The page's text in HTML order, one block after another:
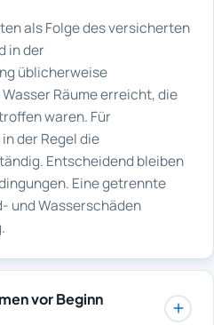
als Folge des versicherten
in der
üblicherweise
Räume erreicht, die
waren. Für
der Regel die
Entscheidend bleiben
Eine getrennte
und Wasserschäden
vor Beginn